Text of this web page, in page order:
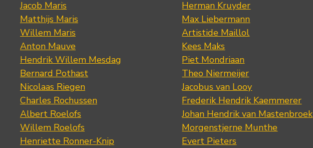
Jacob Maris
Matthijs Maris
Willem Maris
Anton Mauve
Hendrik Willem Mesdag
Bernard Pothast
Nicolaas Riegen
Charles Rochussen
Albert Roelofs
Willem Roelofs
Henriette Ronner-Knip
Herman Kruyder
Max Liebermann
Artistide Maillol
Kees Maks
Piet Mondriaan
Theo Niermeijer
Jacobus van Looy
Frederik Hendrik Kaemmerer
Johan Hendrik van Mastenbroek
Morgenstjerne Munthe
Evert Pieters